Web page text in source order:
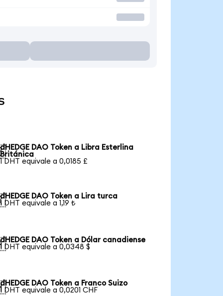
dHEDGE DAO Token a Libra Esterlina
Británica
1 DHT equivale a 0,0185 £
dHEDGE DAO Token a Lira turca
1 DHT equivale a 1,19 ₺
dHEDGE DAO Token a Dólar canadiense
1 DHT equivale a 0,0348 $
dHEDGE DAO Token a Franco Suizo
1 DHT equivale a 0,0201 CHF